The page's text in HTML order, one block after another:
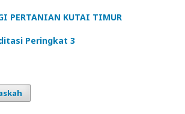
PERTANIAN KUTAI TIMUR
Peringkat 3